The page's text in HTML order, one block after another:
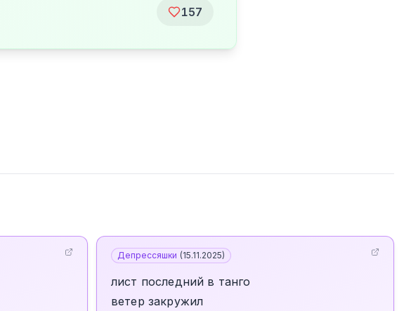
157
Депрессяшки (15.11.2025)
лист последний в танго
ветер закружил